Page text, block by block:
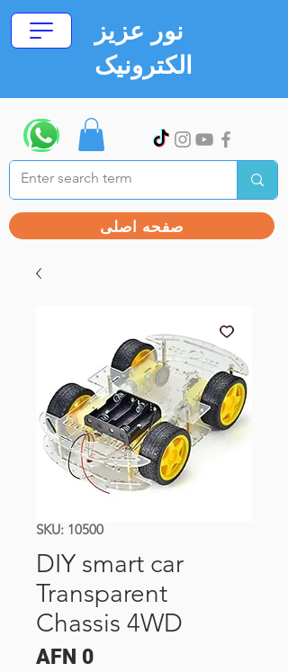
نور عزیز
الکترونیک
صفحه اصلی
SKU: 10500
DIY smart car
Transparent
Chassis 4WD
AFN 0Price